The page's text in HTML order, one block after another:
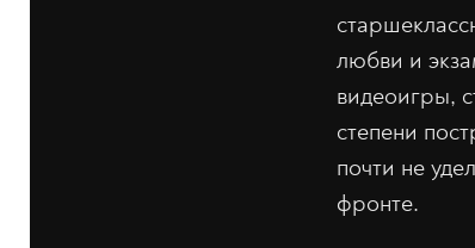
любви и
видеоигры,
степени
почти не
фронте.